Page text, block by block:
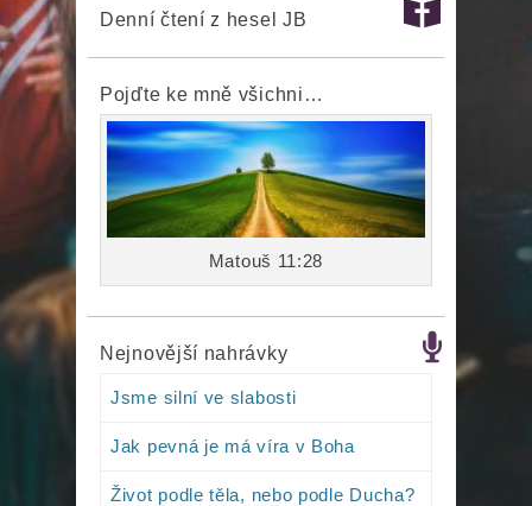
Denní čtení z hesel JB
Pojďte ke mně všichni…
Matouš 11:28
Nejnovější nahrávky
Jsme silní ve slabosti
Jak pevná je má víra v Boha
Život podle těla, nebo podle Ducha?